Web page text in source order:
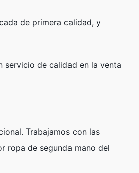
de primera calidad, y
servicio de calidad en la venta
Trabajamos con las
ropa de segunda mano del